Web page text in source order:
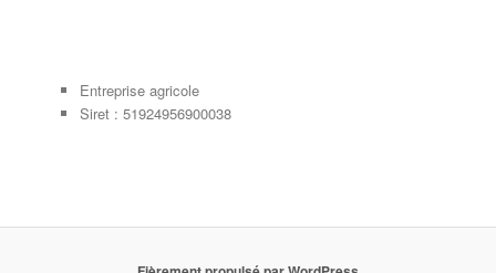
Entreprise agricole
Siret : 51924956900038